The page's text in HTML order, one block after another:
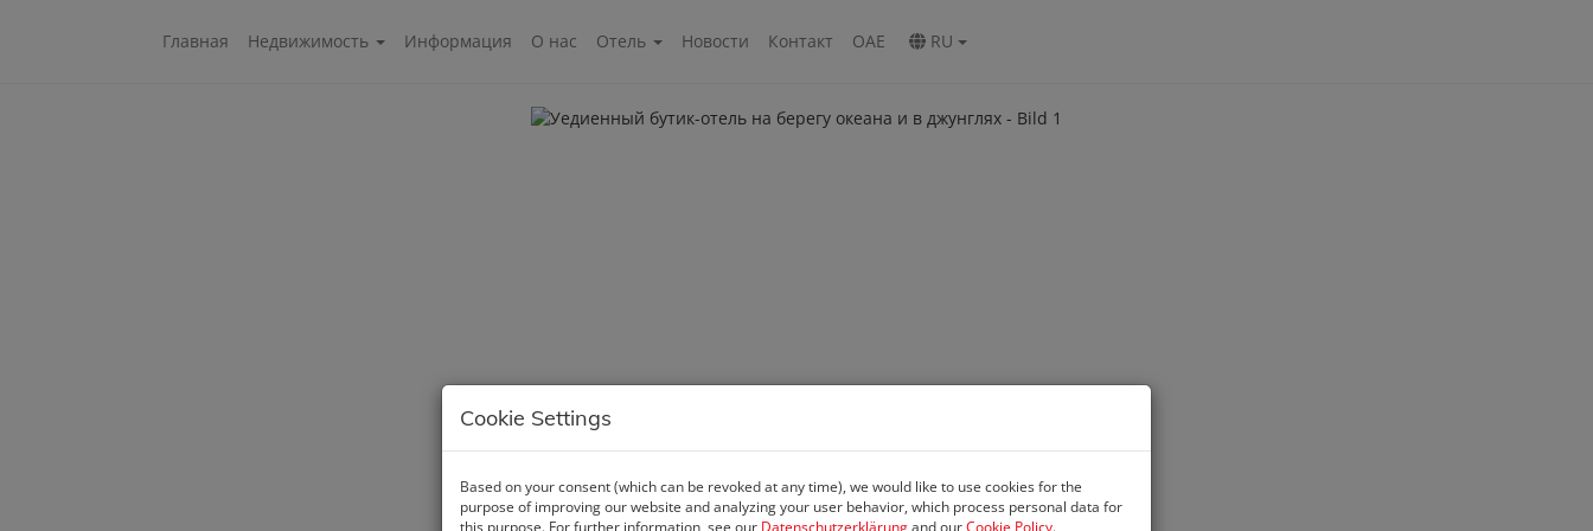
Главная Недвижимость Информация О нас Oтель Новости Контакт ОАЕ RU
Cookie Settings
Based on your consent (which can be revoked at any time), we would like to use cookies for the
purpose of improving our website and analyzing your user behavior, which process personal data for